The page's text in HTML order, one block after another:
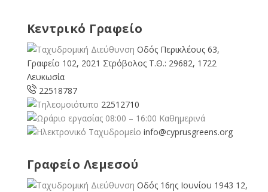
Κεντρικό Γραφείο
Οδός Περικλέους 63,
Γραφείο 102, 2021 Στρόβολος Τ.Θ.: 29682, 1722
Λευκωσία
22518787
22512710
08:00 – 16:00 Καθημερινά
info@cyprusgreens.org
Γραφείο Λεμεσού
Οδός 16ης Ιουνίου 1943 12,